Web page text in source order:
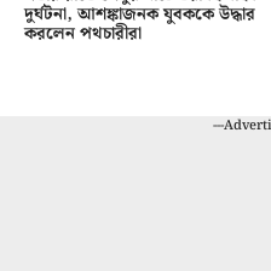
দুর্ঘটনা, আশঙ্কাজনক যুবককে উদ্ধার
করলেন পথচারীরা
---